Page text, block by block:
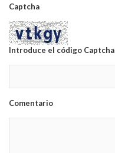
Captcha
Introduce el código Captcha
Comentario